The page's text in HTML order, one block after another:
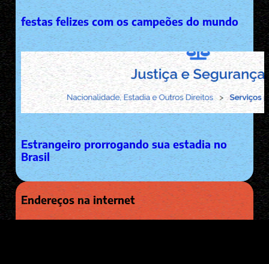
festas felizes com os campeões do mundo
Estrangeiro prorrogando sua estadia no
Brasil
Endereços na internet